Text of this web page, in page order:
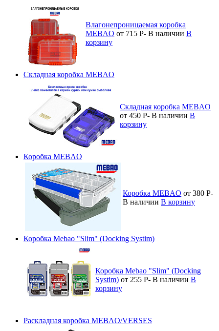
Влагонепроницаемая коробка
MEBAO от 715 Р- В наличии В
корзину
Cкладная коробка MEBAO
Cкладная коробка MEBAO
от 450 Р- В наличии В
корзину
Коробка MEBAO
Коробка MEBAO от 380 Р-
В наличии В корзину
Коробка Mebao "Slim" (Docking Systim)
Коробка Mebao "Slim" (Docking
Systim) от 255 Р- В наличии В
корзину
Раскладная коробка MEBAO/VERSES